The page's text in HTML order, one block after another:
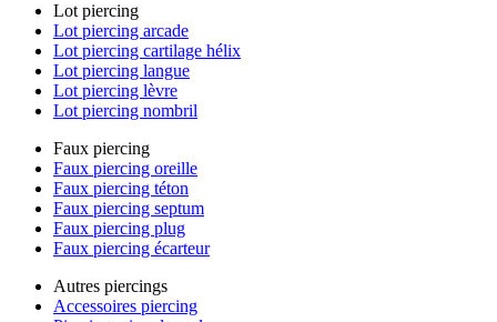
Lot piercing
Lot piercing arcade
Lot piercing cartilage hélix
Lot piercing langue
Lot piercing lèvre
Lot piercing nombril
Faux piercing
Faux piercing oreille
Faux piercing téton
Faux piercing septum
Faux piercing plug
Faux piercing écarteur
Autres piercings
Accessoires piercing